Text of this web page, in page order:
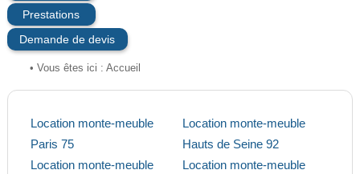
Prestations
Demande de devis
• Vous êtes ici : Accueil
Location monte-meuble
Paris 75
Location monte-meuble
Location monte-meuble
Hauts de Seine 92
Location monte-meuble